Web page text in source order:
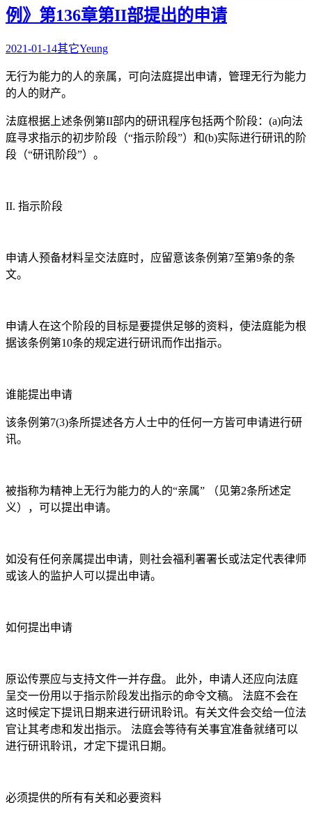
例》第136章第II部提出的申请
2021-01-14其它Yeung
无行为能力的人的亲属，可向法庭提出申请，管理无行为能力
的人的财产。
法庭根据上述条例第II部内的研讯程序包括两个阶段：(a)向法
庭寻求指示的初步阶段（“指示阶段”）和(b)实际进行研讯的阶
段（“研讯阶段”）。
II. 指示阶段
申请人预备材料呈交法庭时，应留意该条例第7至第9条的条
文。
申请人在这个阶段的目标是要提供足够的资料，使法庭能为根
据该条例第10条的规定进行研讯而作出指示。
谁能提出申请
该条例第7(3)条所提述各方人士中的任何一方皆可申请进行研
讯。
被指称为精神上无行为能力的人的“亲属” （见第2条所述定
义），可以提出申请。
如没有任何亲属提出申请，则社会福利署署长或法定代表律师
或该人的监护人可以提出申请。
如何提出申请
原讼传票应与支持文件一并存盘。 此外，申请人还应向法庭
呈交一份用以于指示阶段发出指示的命令文稿。 法庭不会在
这时候定下提讯日期来进行研讯聆讯。有关文件会交给一位法
官让其考虑和发出指示。 法庭会等待有关事宜准备就绪可以
进行研讯聆讯，才定下提讯日期。
必须提供的所有有关和必要资料